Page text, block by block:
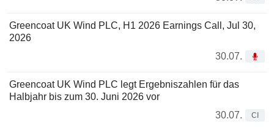
Greencoat UK Wind PLC, H1 2026 Earnings Call, Jul 30,
2026
30.07.
Greencoat UK Wind PLC legt Ergebniszahlen für das
Halbjahr bis zum 30. Juni 2026 vor
30.07.
CI